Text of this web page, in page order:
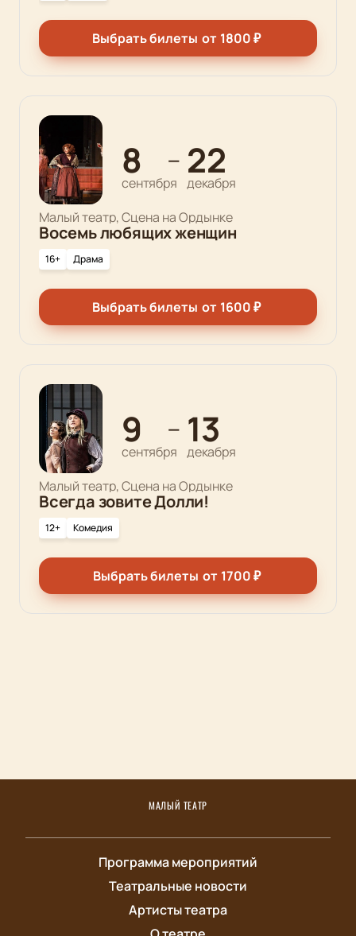
Выбрать билеты от 1800₽
8
сентября
— 22
декабря
Малый театр, Сцена на Ордынке
Восемь любящих женщин
16+ Драма
Выбрать билеты от 1600₽
9
сентября
— 13
декабря
Малый театр, Сцена на Ордынке
Всегда зовите Долли!
12+ Комедия
Выбрать билеты от 1700₽
МАЛЫЙ ТЕАТР
Программа мероприятий
Театральные новости
Артисты театра